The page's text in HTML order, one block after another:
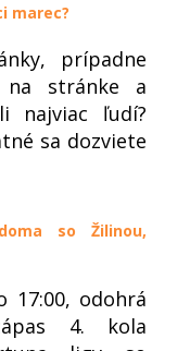
marec?
prípadne
na stránke a
najviac ľudí?
sa dozviete
so Žilinou,
17:00, odohrá
4. kola